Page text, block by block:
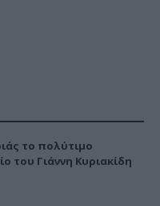
το πολύτιμο
του Γιάννη Κυριακίδη